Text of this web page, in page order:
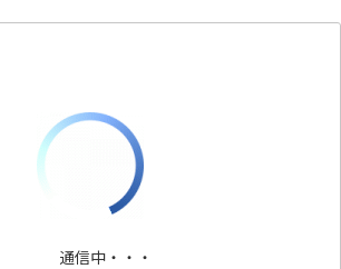
通信中・・・